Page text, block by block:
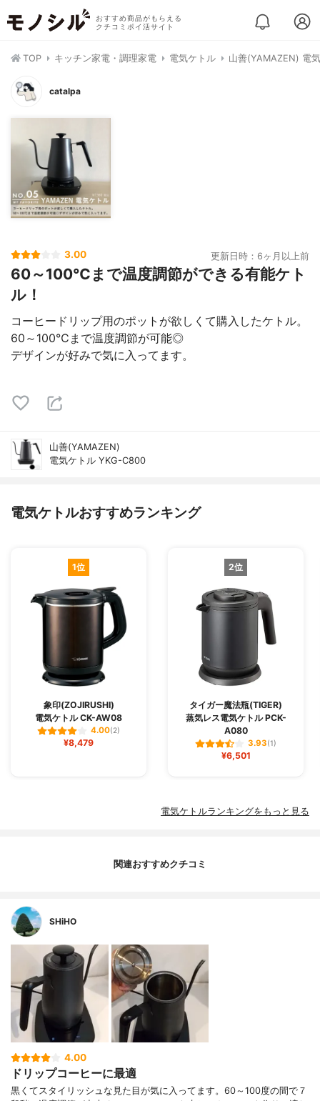
おすすめ商品がもらえる
クチコミポイ活サイト
TOP キッチン家電・調理家電 電気ケトル 山善(YAMAZEN) 電
catalpa
3.00 更新日時：6ヶ月以上前
60～100℃まで温度調節ができる有能ケト
ル！
コーヒードリップ用のポットが欲しくて購入したケトル。
60～100℃まで温度調節が可能◎
デザインが好みで気に入ってます。
山善(YAMAZEN)
電気ケトル YKG-C800
電気ケトルおすすめランキング
1位
象印(ZOJIRUSHI)
電気ケトル CK-AW08
4.00(2)
¥8,479
2位
タイガー魔法瓶(TIGER)
蒸気レス電気ケトル PCK-
A080
3.93(1)
¥6,501
電気ケトルランキングをもっと見る
関連おすすめクチコミ
SHiHO
4.00
ドリップコーヒーに最適
黒くてスタイリッシュな見た目が気に入ってます。60～100度の間で７